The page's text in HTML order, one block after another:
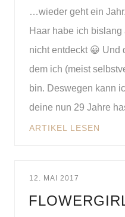
…wieder geht ein
Haar habe ich
nicht entdeckt 😀 Und
dem ich (meist
bin. Deswegen kann
deine nun 29 Jahre
ARTIKEL LESEN
12. MAI 2017